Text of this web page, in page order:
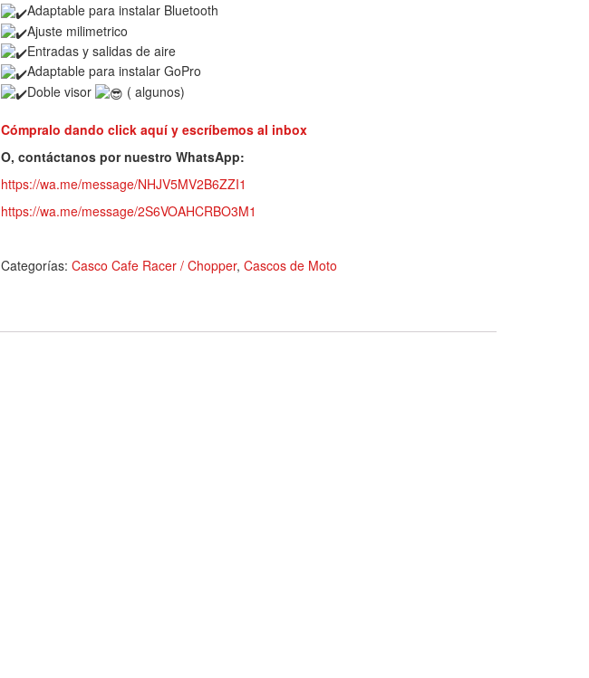
Adaptable para instalar Bluetooth
Ajuste milimetrico
Entradas y salidas de aire
Adaptable para instalar GoPro
Doble visor
( algunos)
Cómpralo dando click aquí y escríbemos al inbox
O, contáctanos por nuestro WhatsApp:
https://wa.me/message/NHJV5MV2B6ZZI1
https://wa.me/message/2S6VOAHCRBO3M1
Categorías: Casco Cafe Racer / Chopper, Cascos de Moto